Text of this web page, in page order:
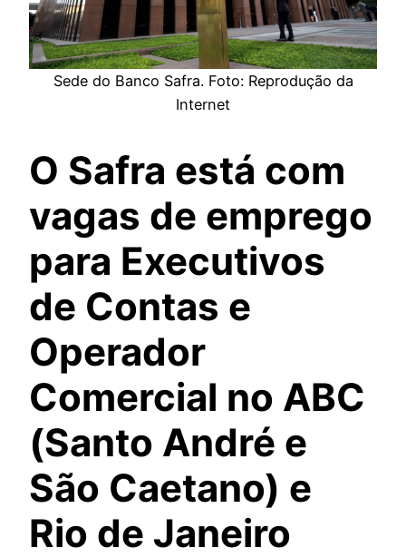
Sede do Banco Safra. Foto: Reprodução da
Internet
O Safra está com
vagas de emprego
para Executivos
de Contas e
Operador
Comercial no ABC
(Santo André e
São Caetano) e
Rio de Janeiro